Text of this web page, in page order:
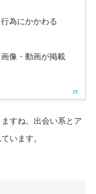
為にかかわる
像・動画が掲載
すね。 出会い系とア
います。